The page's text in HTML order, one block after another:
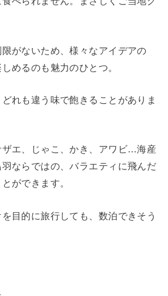
がないため、様々なアイデアの
めるのも魅力のひとつ。
れも違う味で飽きることがありま
エ、じゃこ、かき、アワビ…海産
ならではの、バラエティに飛んだ
ができます。
を目的に旅行しても、数泊できそう